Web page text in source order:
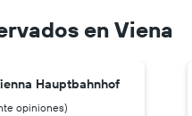
en Viena
Hauptbahnhof
opiniones)